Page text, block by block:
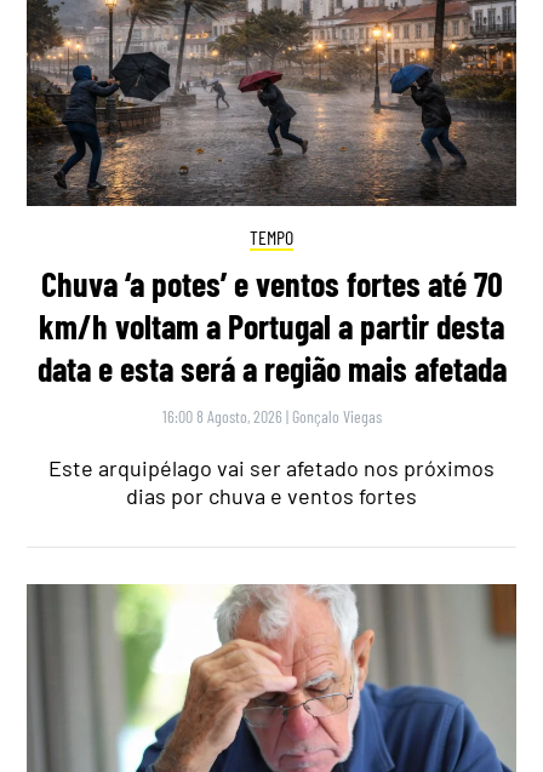
TEMPO
Chuva ‘a potes’ e ventos fortes até 70
km/h voltam a Portugal a partir desta
data e esta será a região mais afetada
16:00 8 Agosto, 2026 | Gonçalo Viegas
Este arquipélago vai ser afetado nos próximos
dias por chuva e ventos fortes